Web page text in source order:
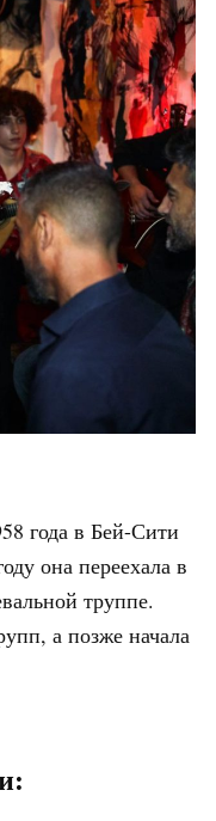
года в Бей-Сити
она переехала в
труппе.
а позже начала